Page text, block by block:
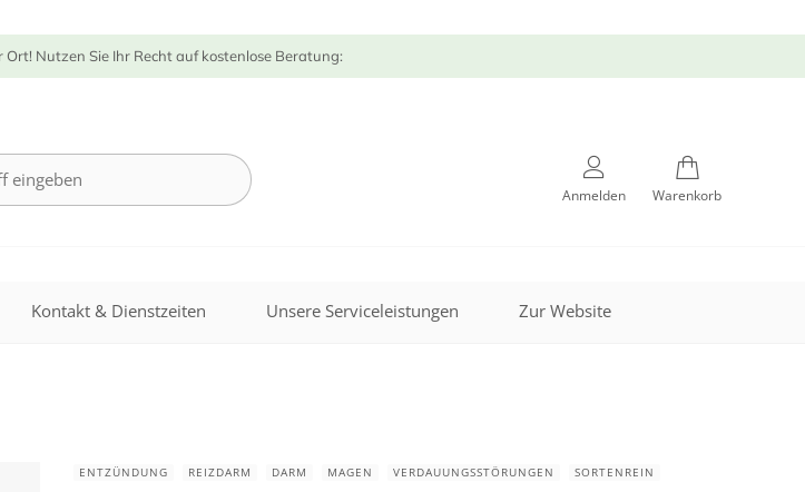
Nutzen Sie Ihr Recht auf kostenlose Beratung:
Anmelden Warenkorb
Kontakt & Dienstzeiten Unsere Serviceleistungen Zur Website
ENTZÜNDUNG REIZDARM DARM MAGEN VERDAUUNGSSTÖRUNGEN SORTENREIN